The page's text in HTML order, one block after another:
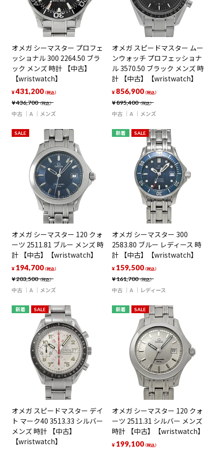
オメガ シーマスター プロフェ
ッショナル 300 2264.50 ブラ
ック メンズ 時計 【中古】
【wristwatch】
¥436,700（税込）
¥431,200（税込）
中古 A メンズ
オメガ スピードマスター ムー
ンウォッチ プロフェッショナ
ル 3570.50 ブラック メンズ 時
計 【中古】【wristwatch】
¥895,400（税込）
¥ 856,900（税込）
中古 A メンズ
SALE
オメガ シーマスター 120 クォ
ーツ 2511.81 ブルー メンズ 時
計 【中古】【wristwatch】
¥203,500（税込）
¥ 194,700（税込）
中古 A メンズ
新着 SALE
オメガ シーマスター 300
2583.80 ブルー レディース 時
計 【中古】【wristwatch】
¥161,700（税込）
¥ 159,500（税込）
中古 A レディース
新着 SALE
オメガ スピードマスター デイ
ト マーク40 3513.33 シルバー
メンズ 時計 【中古】
【wristwatch】
新着 SALE
オメガ シーマスター 120 クォ
ーツ 2511.31 シルバー メンズ
時計 【中古】【wristwatch】
¥ 199,100（税込）